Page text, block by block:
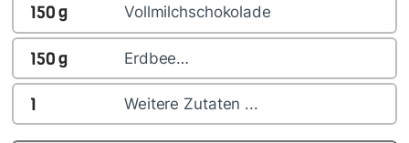
150g Vollmilchschokolade
150g Erdbee…
1 Weitere Zutaten ...